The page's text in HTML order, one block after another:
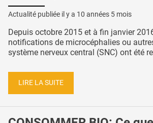
Actualité publiée il y a 10 années 5 mois
Depuis octobre 2015 et à fin janvier
notifications de microcéphalies ou
système nerveux central (SNC) ont été
LIRE LA SUITE